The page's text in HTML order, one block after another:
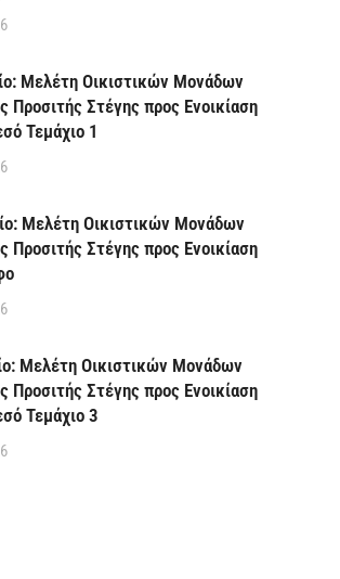
Μελέτη Οικιστικών Μονάδων
Προσιτής Στέγης προς Ενοικίαση
Τεμάχιο 1
Μελέτη Οικιστικών Μονάδων
Προσιτής Στέγης προς Ενοικίαση
Μελέτη Οικιστικών Μονάδων
Προσιτής Στέγης προς Ενοικίαση
Τεμάχιο 3